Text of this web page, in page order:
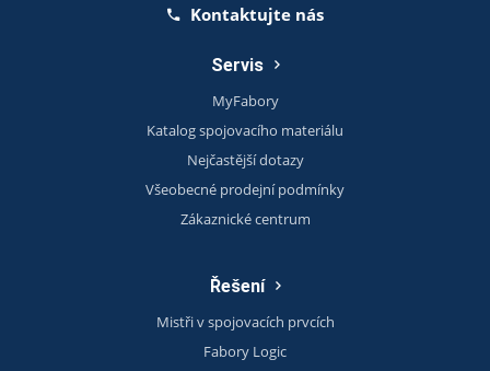
Kontaktujte nás
Servis
MyFabory
Katalog spojovacího materiálu
Nejčastější dotazy
Všeobecné prodejní podmínky
Zákaznické centrum
Řešení
Mistři v spojovacích prvcích
Fabory Logic